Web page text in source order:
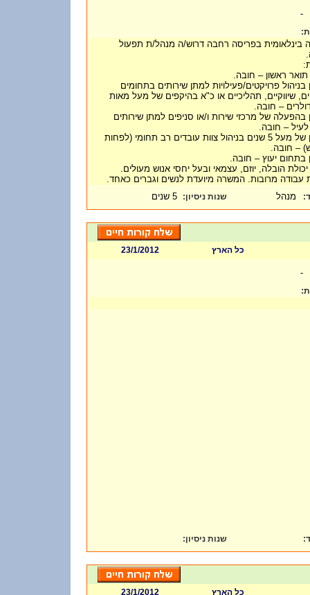
-
בינלאומית בפריסה רחבה דרוש/ה מנהל/ת תפעול
ראשון – חובה.
בניהול פרויקטים/פעילויות למתן שירותים בתחומים
שיווקיים, תהליכיים או כ"א בהיקפים של מעל מאות
– חובה.
בהפעלה של מרכזי שירות ו/או סניפים למתן שירותים
לעיל – חובה.
- ניסיון של מעל 5 שנים בניהול צוות עובדים רב תחומי (לפחות
בתחום יעוץ – חובה.
הובלה, יוזם, עצמאי ובעל יחסי אנוש מעולים.
עבודה מרובות. המשרה מיועדת לנשים וגברים כאחד.
מנהל שנות ניסיון: 5 שנים
כל הארץ 23/1/2012
-
שנות ניסיון:
כל הארץ 23/1/2012